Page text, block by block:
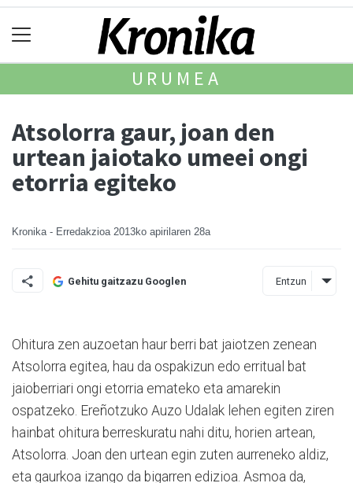
URUMEA
Atsolorra gaur, joan den
urtean jaiotako umeei ongi
etorria egiteko
Kronika - Erredakzioa 2013ko apirilaren 28a
Gehitu gaitzazu Googlen Entzun
Ohitura zen auzoetan haur berri bat jaiotzen zenean
Atsolorra egitea, hau da ospakizun edo erritual bat
jaioberriari ongi etorria emateko eta amarekin
ospatzeko. Ereñotzuko Auzo Udalak lehen egiten ziren
hainbat ohitura berreskuratu nahi ditu, horien artean,
Atsolorra. Joan den urtean egin zuten aurreneko aldiz,
eta gaurkoa izango da bigarren edizioa. Asmoa da,